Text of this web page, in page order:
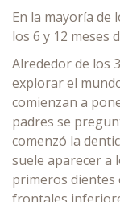
En la mayoría de
los 6 y 12 meses
Alrededor de los
explorar el
comienzan a
padres se
comenzó la
suele aparecer a
primeros dientes